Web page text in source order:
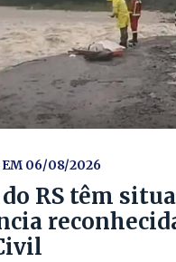
EM 06/08/2026
RS têm